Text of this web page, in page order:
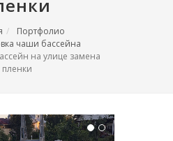
Портфолио
чаши бассейна
на улице замена
пленки